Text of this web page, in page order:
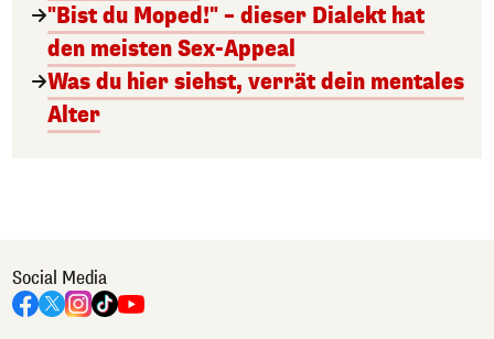
"Bist du Moped!" – dieser Dialekt hat
den meisten Sex-Appeal
Was du hier siehst, verrät dein mentales
Alter
Social Media